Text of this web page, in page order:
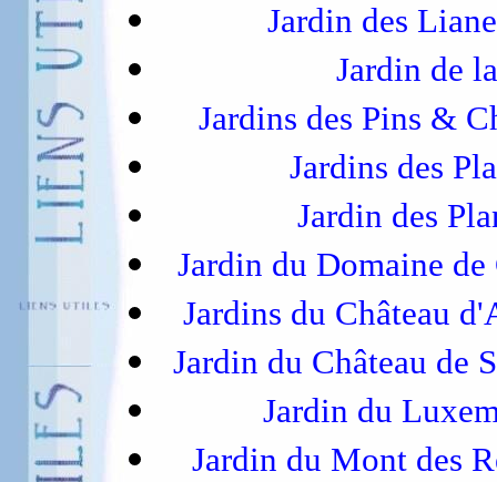
Jardin des
Jardin de
Jardins des Pins &
Jardins des
Jardin des
Jardin du Domaine
Jardins du Château
Jardin du Château de
Jardin du
Jardin du Mont des